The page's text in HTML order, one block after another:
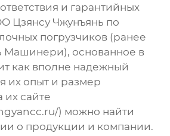
и гарантийных
Цзянсу Чжунъянь по
погрузчиков (ранее
Машинери), основанное в
как вполне надежный
их опыт и размер
их сайте
) можно найти
о продукции и компании.